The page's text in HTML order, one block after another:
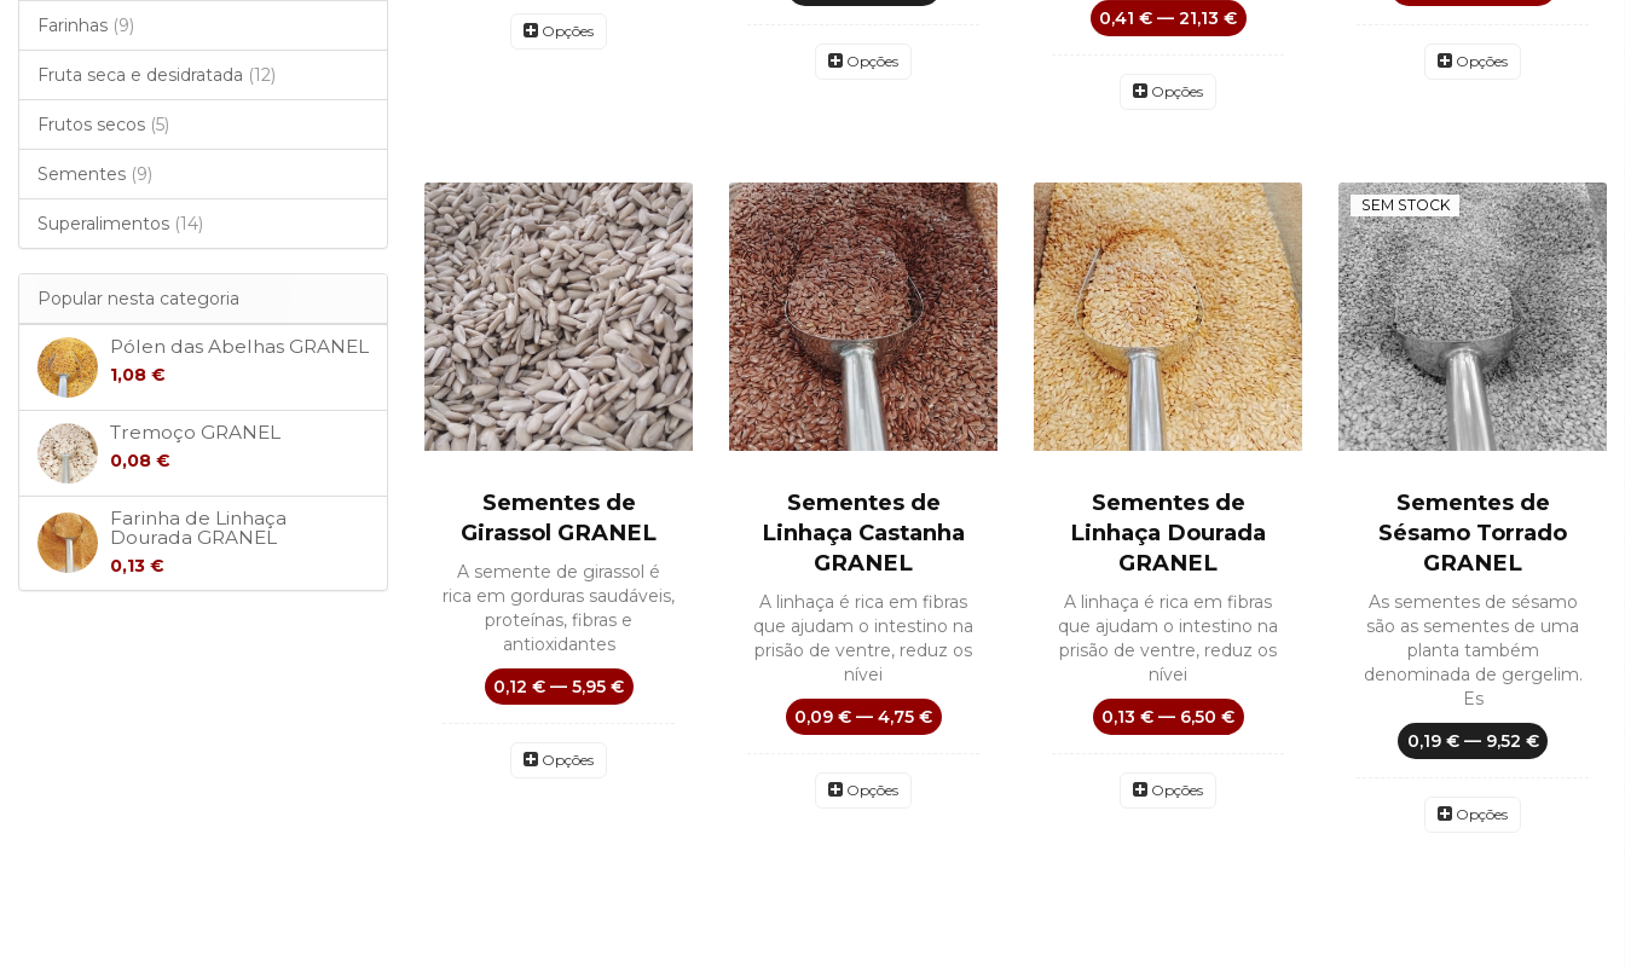
Farinhas (9)
Fruta seca e desidratada (12)
Frutos secos (5)
Sementes (9)
Superalimentos (14)
Popular nesta categoria
Pólen das Abelhas GRANEL
1,08 €
Tremoço GRANEL
0,08 €
Farinha de Linhaça
Dourada GRANEL
0,13 €
Opções
Opções
0,41 € — 21,13 €
Opções
Opções
Sementes de
Girassol GRANEL
A semente de girassol é
rica em gorduras saudáveis,
proteínas, fibras e
antioxidantes
0,12 € — 5,95 €
Opções
Sementes de
Linhaça Castanha
GRANEL
A linhaça é rica em fibras
que ajudam o intestino na
prisão de ventre, reduz os
nívei
0,09 € — 4,75 €
Opções
Sementes de
Linhaça Dourada
GRANEL
A linhaça é rica em fibras
que ajudam o intestino na
prisão de ventre, reduz os
nívei
0,13 € — 6,50 €
Opções
SEM STOCK
Sementes de
Sésamo Torrado
GRANEL
As sementes de sésamo
são as sementes de uma
planta também
denominada de gergelim.
Es
0,19 € — 9,52 €
Opções